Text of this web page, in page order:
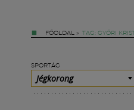
FŐOLDAL » TAG: GYŐRI
SPORTÁG
Jégkorong